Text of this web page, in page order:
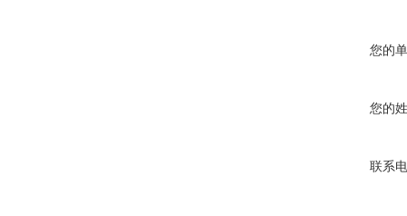
您的
您的
联系